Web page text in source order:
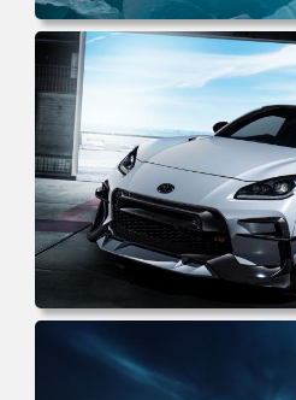
电脑壁纸 汽车 跑车 兰博基尼 机
壁纸下载 壁纸大全
电脑壁纸 丰田赛车 超级跑车 车
高清壁纸 壁纸下载 壁纸大全